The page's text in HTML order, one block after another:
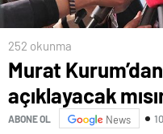
252 okunma
Murat Kurum’dan
açıklayacak
ABONE OL News